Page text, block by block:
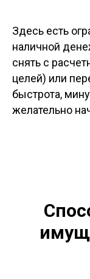
Здесь есть
наличной
снять с
целей) или
быстрота,
желательно